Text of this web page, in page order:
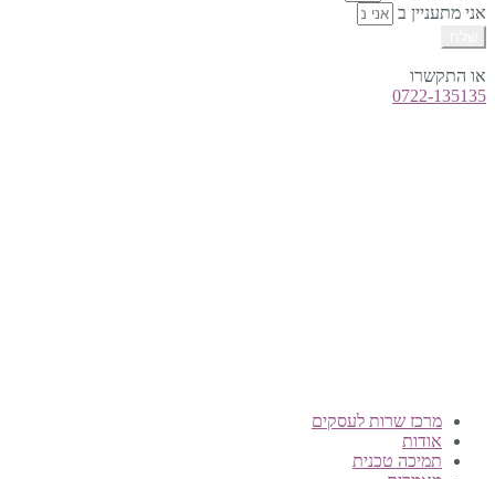
אני מתעניין ב
או התקשרו
0722-135135
מרכז שרות לעסקים
אודות
תמיכה טכנית